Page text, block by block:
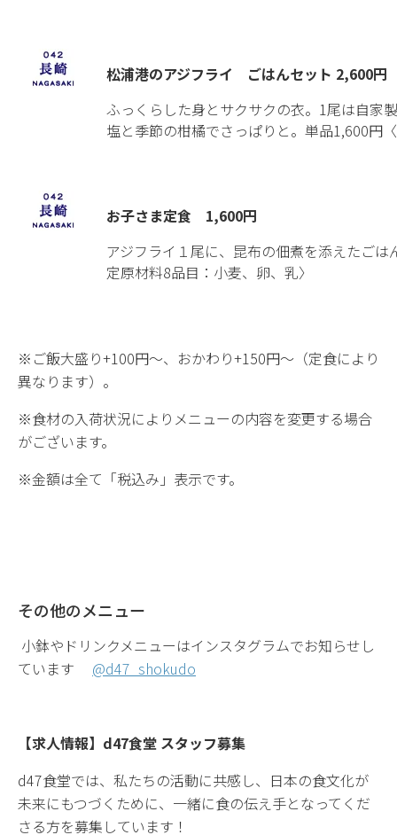
松浦港のアジフライ ごはんセット 2,600円
ふっくらした身とサクサクの衣。1尾は自家
塩と季節の柑橘でさっぱりと。単品1,600円
お子さま定食 1,600円
アジフライ１尾に、昆布の佃煮を添えたご
定原材料8品目：小麦、卵、乳〉
※ご飯大盛り+100円〜、おかわり+150円〜（定食により
異なります）。
※食材の入荷状況によりメニューの内容を変更する場合
がございます。
※金額は全て「税込み」表示です。
その他のメニュー
小鉢やドリンクメニューはインスタグラムでお知らせし
ています @d47_shokudo
【求人情報】d47食堂 スタッフ募集
d47食堂では、私たちの活動に共感し、日本の食文化が
未来にもつづくために、一緒に食の伝え手となってくだ
さる方を募集しています！